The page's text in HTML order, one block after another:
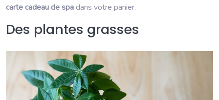
carte cadeau de spadans votre panier.
Des plantes grasses